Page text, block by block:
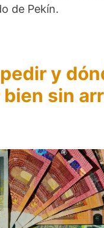
de Pekín.
y
bien sin